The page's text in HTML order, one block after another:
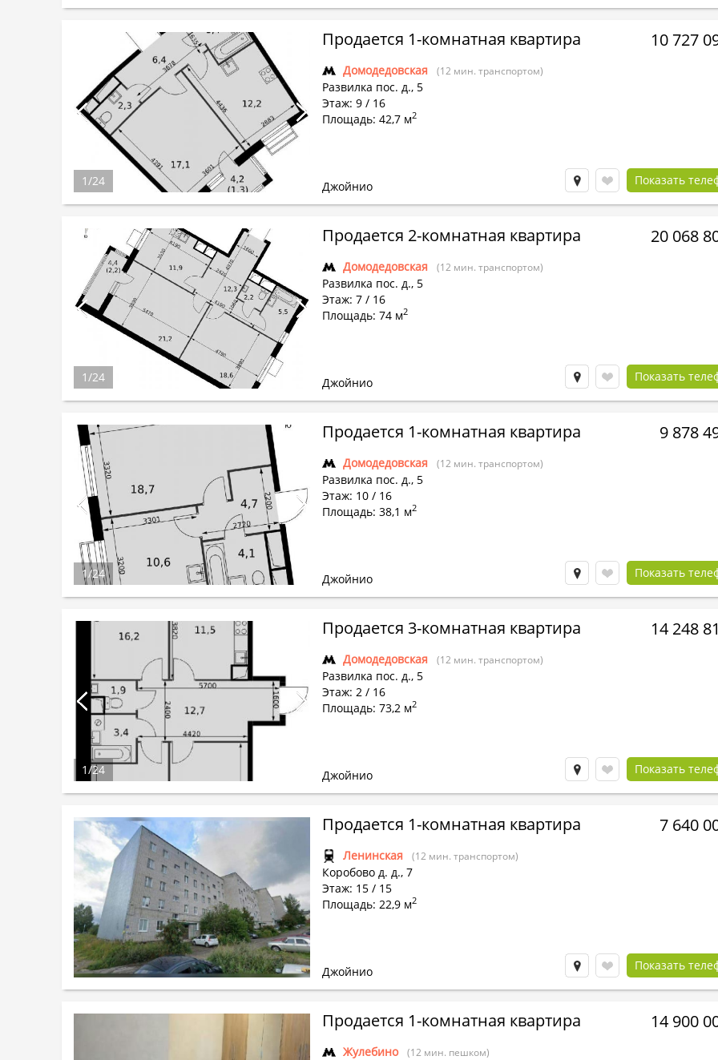
Продается 1-комнатная квартира
Домодедовская (12 мин. транспортом)
Развилка пос. д., 5
Этаж: 9 / 16
Площадь: 42,7 м2
10 727
Джойнио Показать
1/24
Продается 2-комнатная квартира
Домодедовская (12 мин. транспортом)
Развилка пос. д., 5
Этаж: 7 / 16
Площадь: 74 м2
20 068
Джойнио Показать
1/24
Продается 1-комнатная квартира
Домодедовская (12 мин. транспортом)
Развилка пос. д., 5
Этаж: 10 / 16
Площадь: 38,1 м2
9 878
Джойнио Показать
1/24
Продается 3-комнатная квартира
Домодедовская (12 мин. транспортом)
Развилка пос. д., 5
Этаж: 2 / 16
Площадь: 73,2 м2
14 248
Джойнио Показать
1/24
Продается 1-комнатная квартира
Ленинская (12 мин. транспортом)
Коробово д. д., 7
Этаж: 15 / 15
Площадь: 22,9 м2
7 640
Джойнио Показать
Продается 1-комнатная квартира
Жулебино (12 мин. пешком)
14 900